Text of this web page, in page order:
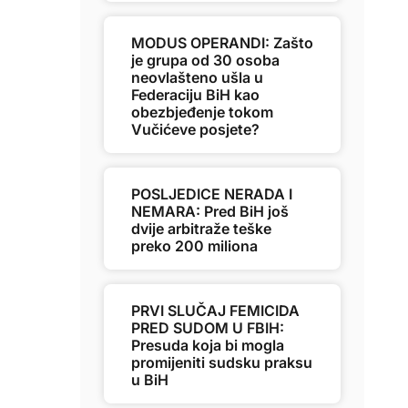
MODUS OPERANDI: Zašto
je grupa od 30 osoba
neovlašteno ušla u
Federaciju BiH kao
obezbjeđenje tokom
Vučićeve posjete?
POSLJEDICE NERADA I
NEMARA: Pred BiH još
dvije arbitraže teške
preko 200 miliona
PRVI SLUČAJ FEMICIDA
PRED SUDOM U FBIH:
Presuda koja bi mogla
promijeniti sudsku praksu
u BiH